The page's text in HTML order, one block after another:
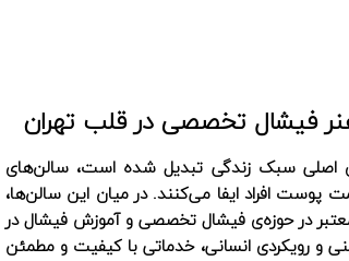
فیشال تخصصی در قلب تهران
اصلی سبک زندگی تبدیل شده است، سالن‌های
افراد ایفا می‌کنند. در میان این سالن‌ها،
در حوزه‌ی فیشال تخصصی و آموزش فیشال در
و رویکردی انسانی، خدماتی با کیفیت و مطمئن